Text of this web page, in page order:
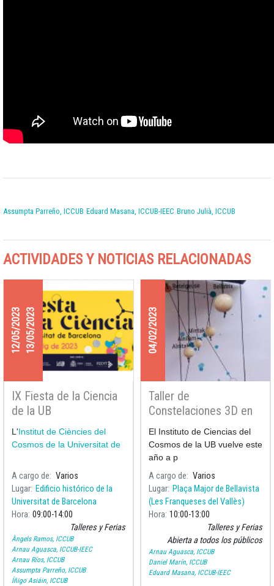
Assumpta Parreño, ICCUB Eduard Masana, ICCUB-IEEC Bruno Julià, ICCUB
ACTIVIDADES Y NOTICIAS RELACIONADAS
12/05/202313/05/2023
IX Fiesta de la Ciencia
de la UB
L'Institut de Ciències del
Cosmos de la Universitat de
A cargo de
Varios
Lugar Edificio histórico de la
Universitat de Barcelona
Hora 09:00 14:00
Talleres y Ferias
Àngels Ramos, ICCUB
Arnau Aguasca, ICCUB-IEEC
Arnau Ríos, ICCUB
Assumpta Parreño, ICCUB
Íñigo Asiáin, ICCUB
04/02/2023
Taller de
Constelaciones 3D en
la Biblioteca Municipal
de Bellavista
El Instituto de Ciencias del
Cosmos de la UB vuelve este
año a p
A cargo de
Varios
Lugar Plaça Major de Bellavista
(Les Franqueses del Vallès)
Hora 10:00 13:00
Talleres y Ferias
Abierta a todos los públicos
Arnau Aguasca, ICCUB
Daniel Marín, ICCUB
Eduard Masana, ICCUB-IEEC